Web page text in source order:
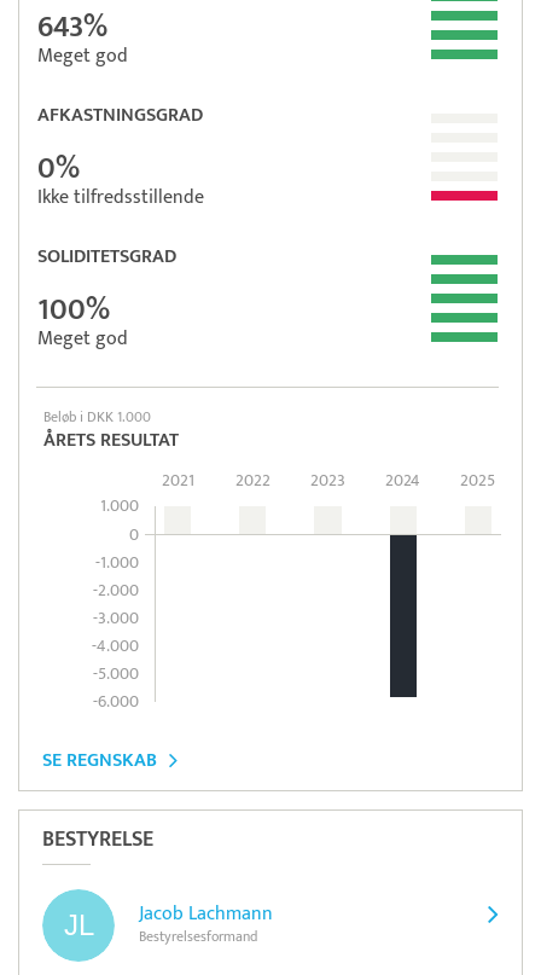
643%
Meget god
AFKASTNINGSGRAD
0%
Ikke tilfredsstillende
SOLIDITETSGRAD
100%
Meget god
Beløb i DKK 1.000
ÅRETS RESULTAT
1.000
0
-1.000
-2.000
-3.000
-4.000
-5.000
-6.000
2021 2022 2023 2024 2025
SE REGNSKAB
BESTYRELSE
Jacob Lachmann
Bestyrelsesformand